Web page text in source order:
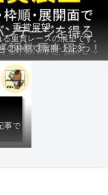
重賞展望
重賞レースの展望です。
②枠順 ③展開 上記3つの
から有利にレースを運べる
い切りの動きを加味して
終評価を下します。
事で